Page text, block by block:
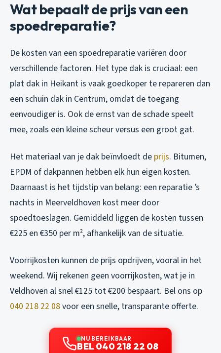
Wat bepaalt de prijs van een
spoedreparatie?
De kosten van een spoedreparatie variëren door
verschillende factoren. Het type dak is cruciaal: een
plat dak in Heikant is vaak goedkoper te repareren dan
een schuin dak in Centrum, omdat de toegang
eenvoudiger is. Ook de ernst van de schade speelt
mee, zoals een kleine scheur versus een groot gat.
Het materiaal van je dak beïnvloedt de prijs. Bitumen,
EPDM of dakpannen hebben elk hun eigen kosten.
Daarnaast is het tijdstip van belang: een reparatie ’s
nachts in Meerveldhoven kost meer door
spoedtoeslagen. Gemiddeld liggen de kosten tussen
€225 en €350 per m², afhankelijk van de situatie.
Voorrijkosten kunnen de prijs opdrijven, vooral in het
weekend. Wij rekenen geen voorrijkosten, wat je in
Veldhoven al snel €125 tot €200 bespaart. Bel ons op
040 218 22 08voor een snelle, transparante offerte.
NU BEREIKBAAR
BEL 040 218 22 08